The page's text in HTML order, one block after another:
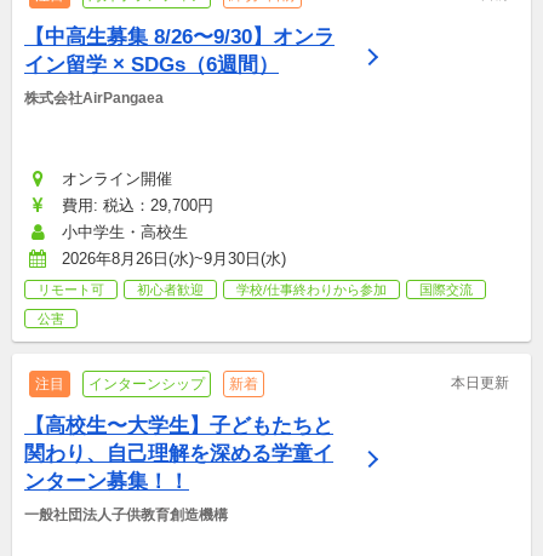
【中高生募集 8/26〜9/30】オンラ
イン留学 × SDGs（6週間）
株式会社AirPangaea
オンライン開催
費用: 税込：29,700円
小中学生・高校生
2026年8月26日(水)~9月30日(水)
リモート可 初心者歓迎 学校/仕事終わりから参加
国際交流
公害
注目 インターンシップ 新着 本日更新
【高校生〜大学生】子どもたちと
関わり、自己理解を深める学童イ
ンターン募集！！
一般社団法人子供教育創造機構